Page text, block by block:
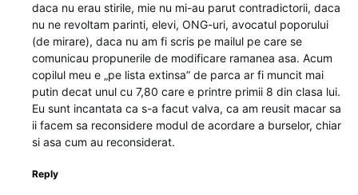
daca nu erau stirile, mie nu mi-au parut contradictorii, daca
nu ne revoltam parinti, elevi, ONG-uri, avocatul poporului
(de mirare), daca nu am fi scris pe mailul pe care se
comunicau propunerile de modificare ramanea asa. Acum
copilul meu e „pe lista extinsa” de parca ar fi muncit mai
putin decat unul cu 7,80 care e printre primii 8 din clasa lui.
Eu sunt incantata ca s-a facut valva, ca am reusit macar sa
ii facem sa reconsidere modul de acordare a burselor, chiar
si asa cum au reconsiderat.
Reply